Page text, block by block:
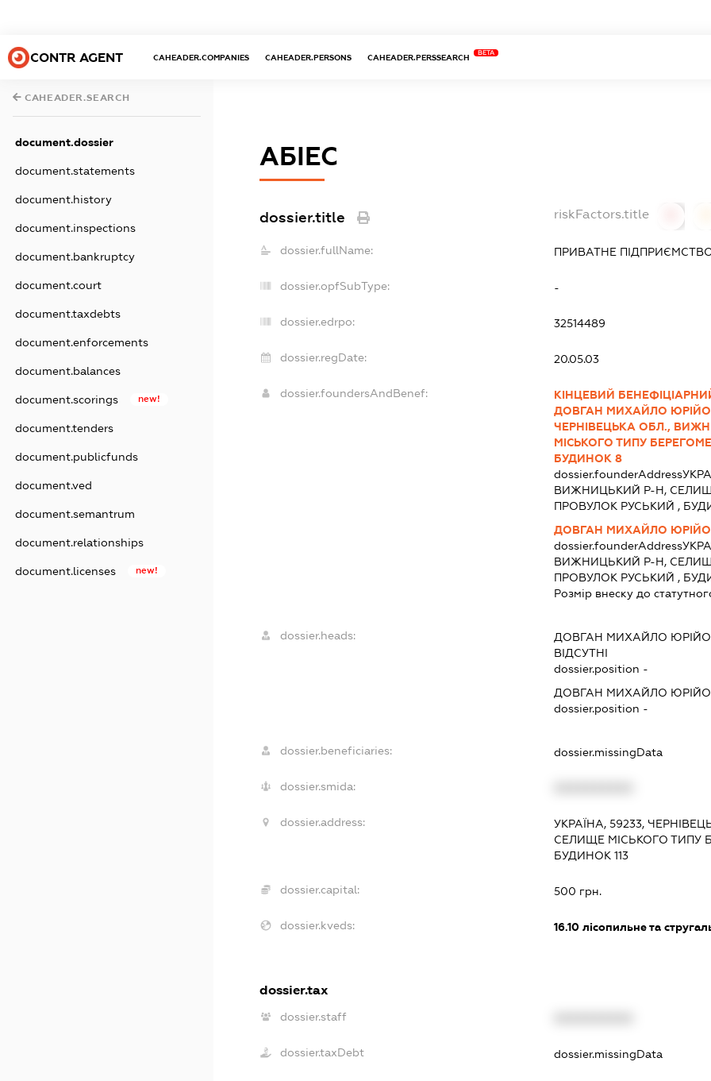
CONTR AGENT CAHEADER.COMPANIES CAHEADER.PERSONS CAHEADER.PERSSEARCH
BETA
CAHEADER.SEARCH
document.dossier
document.statements
document.history
document.inspections
document.bankruptcy
document.court
document.taxdebts
document.enforcements
document.balances
document.scorings new!
document.tenders
document.publicfunds
document.ved
document.semantrum
document.relationships
document.licenses new!
АБІЕС
dossier.title riskFactors.title
dossier.fullName: ПРИВАТНЕ
dossier.opfSubType: -
dossier.edrpo: 32514489
dossier.regDate: 20.05.03
dossier.foundersAndBenef:
КІНЦЕВИЙ
ДОВГАН МИХАЙЛО
ЧЕРНІВЕЦЬКА ОБЛ.,
МІСЬКОГО ТИПУ
БУДИНОК 8
dossier.founderAddress
ВИЖНИЦЬКИЙ Р-Н,
ПРОВУЛОК РУСЬКИЙ ,
ДОВГАН МИХАЙЛО
dossier.founderAddress
ВИЖНИЦЬКИЙ Р-Н,
ПРОВУЛОК РУСЬКИЙ ,
Розмір внеску до
dossier.heads: ДОВГАН МИХАЙЛО
ВІДСУТНІ
dossier.position -
ДОВГАН МИХАЙЛО
dossier.position -
dossier.beneficiaries: dossier.missingData
dossier.smida:
dossier.address:
УКРАЇНА, 59233,
СЕЛИЩЕ МІСЬКОГО ТИПУ
БУДИНОК 113
dossier.capital: 500 грн.
dossier.kveds: 16.10лісопильне та
dossier.tax
dossier.staff
dossier.taxDebt dossier.missingData